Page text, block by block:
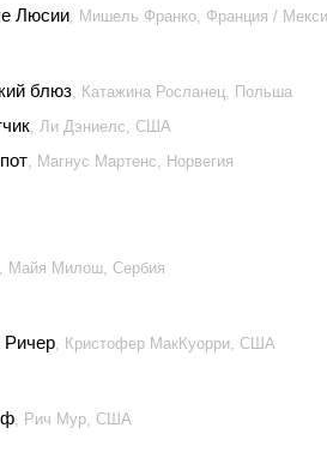
Люсии, Мишель Франко, Франция /
блюз, Катажина Росланец, Польша
, Ли Дэниелс, США
, Магнус Мартенс, Норвегия
, Майя Милош, Сербия
Ричер, Кристофер МакКуорри, США
, Рич Мур, США